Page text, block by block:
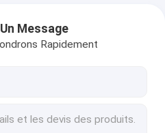
Message
Rapidement